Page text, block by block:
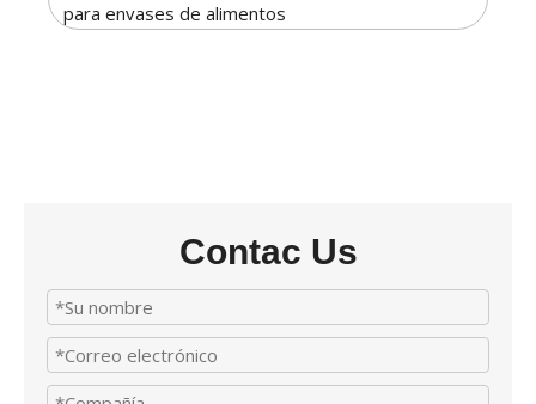
para envases de alimentos
Contac Us